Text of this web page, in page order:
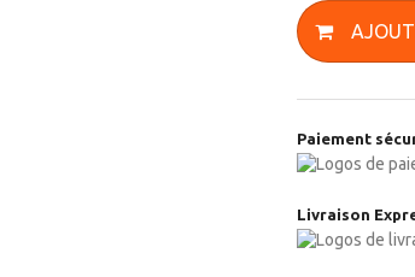
Paiement
Livraison